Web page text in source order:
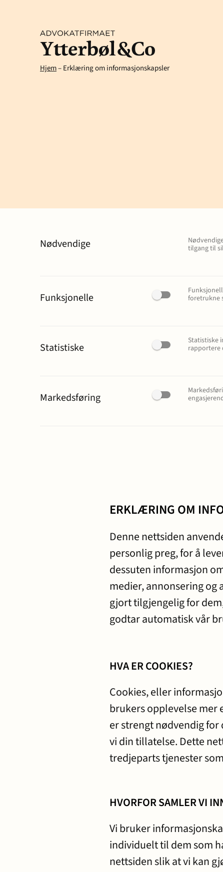
Hjem–Erklæring om informasjonskapsler
Nødvendige
tilgang til
Funksjonelle
foretrukne
Statistiske
Statistiske
rapportere
Markedsføring
ERKLÆRING OM
Denne nettsiden
personlig preg, for å
dessuten informasjon
medier, annonsering og
gjort tilgjengelig for
godtar automatisk vår
HVA ER COOKIES?
Cookies, eller
brukers opplevelse mer
er strengt nødvendig
vi din tillatelse. Dette
tredjeparts tjenester
HVORFOR SAMLER VI
Vi bruker
individuelt til dem som
nettsiden slik at vi kan
Offentlige anskaffelser